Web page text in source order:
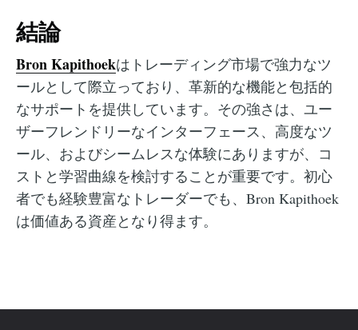
結論
Bron Kapithoekはトレーディング市場で強力なツ
ールとして際立っており、革新的な機能と包括的
なサポートを提供しています。その強さは、ユー
ザーフレンドリーなインターフェース、高度なツ
ール、およびシームレスな体験にありますが、コ
ストと学習曲線を検討することが重要です。初心
者でも経験豊富なトレーダーでも、Bron Kapithoek
は価値ある資産となり得ます。